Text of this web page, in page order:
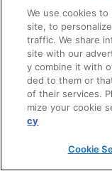
会社情報
企業情報
サステナビリティ
We use cookies
site, to
traffic. We share
site with our
y combine it with
ded to them or
of their services.
mize your cookie
cy
Cookie